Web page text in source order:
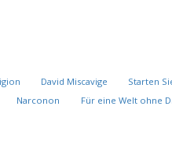
David Miscavige Starten
Narconon Für eine Welt ohne